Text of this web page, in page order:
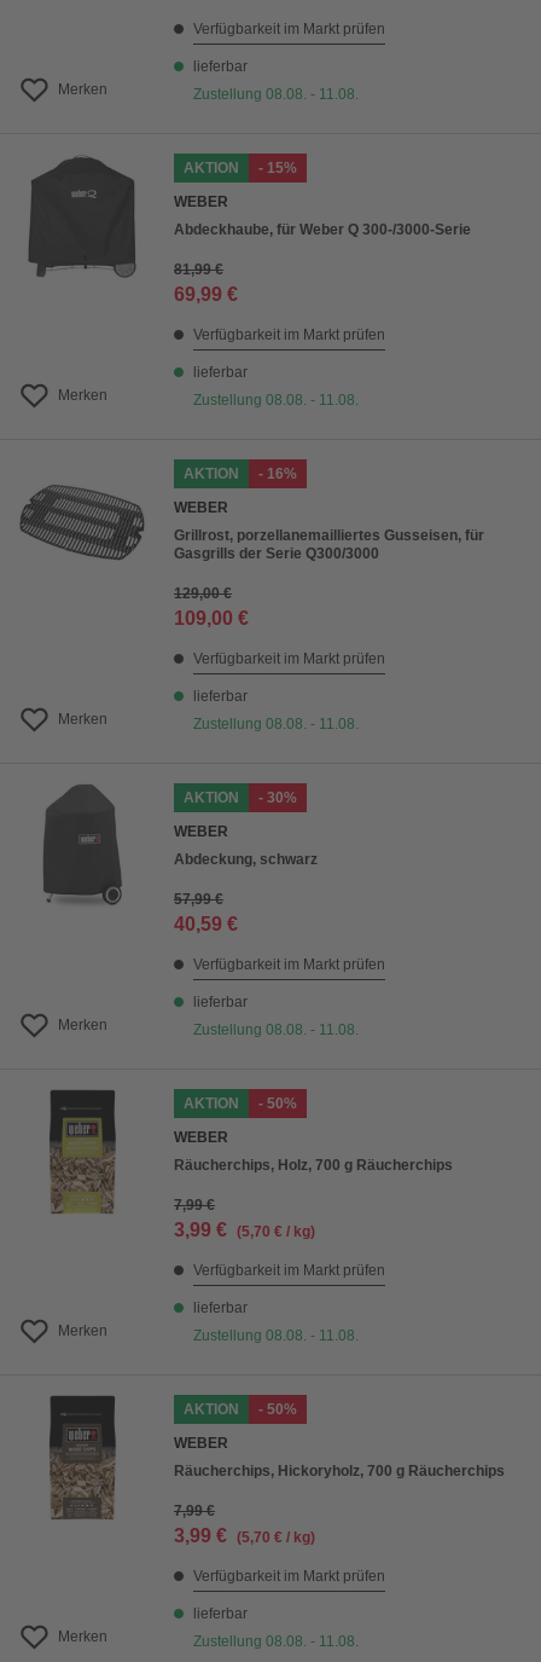
Merken
Verfügbarkeit im Markt prüfen
lieferbar
Zustellung 08.08. - 11.08.
Merken
AKTION
- 15%
WEBER
Abdeckhaube, für Weber Q 300-/3000-Serie
81,99 €
69,99 €
Verfügbarkeit im Markt prüfen
lieferbar
Zustellung 08.08. - 11.08.
Merken
AKTION
- 16%
WEBER
Grillrost, porzellanemailliertes Gusseisen, für
Gasgrills der Serie Q300/3000
129,00 €
109,00 €
Verfügbarkeit im Markt prüfen
lieferbar
Zustellung 08.08. - 11.08.
Merken
AKTION
- 30%
WEBER
Abdeckung, schwarz
57,99 €
40,59 €
Verfügbarkeit im Markt prüfen
lieferbar
Zustellung 08.08. - 11.08.
Merken
AKTION
- 50%
WEBER
Räucherchips, Holz, 700 g Räucherchips
7,99 €
3,99 € (5,70 € / kg)
Verfügbarkeit im Markt prüfen
lieferbar
Zustellung 08.08. - 11.08.
Merken
AKTION
- 50%
WEBER
Räucherchips, Hickoryholz, 700 g Räucherchips
7,99 €
3,99 € (5,70 € / kg)
Verfügbarkeit im Markt prüfen
lieferbar
Zustellung 08.08. - 11.08.